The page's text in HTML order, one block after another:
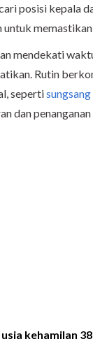
posisi kepala
untuk
mendekati
Rutin
sepertisungsang
dan